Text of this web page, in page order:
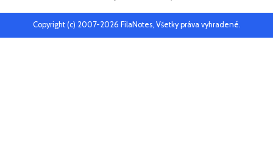
Copyright (c) 2007-2026 FilaNotes, Všetky práva vyhradené.